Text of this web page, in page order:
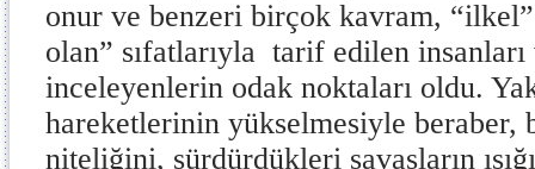
onur ve benzeri birçok kavram,
olan” sıfatlarıyla tarif edilen
inceleyenlerin odak noktaları oldu.
hareketlerinin yükselmesiyle beraber,
niteliğini, sürdürdükleri savaşların